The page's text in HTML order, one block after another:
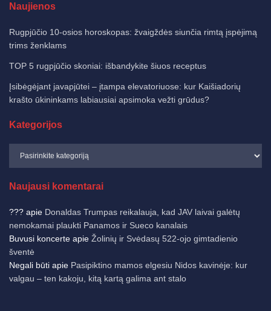
Naujienos
Rugpjūčio 10-osios horoskopas: žvaigždės siunčia rimtą įspėjimą
trims ženklams
TOP 5 rugpjūčio skoniai: išbandykite šiuos receptus
Įsibėgėjant javapjūtei – įtampa elevatoriuose: kur Kaišiadorių
krašto ūkininkams labiausiai apsimoka vežti grūdus?
Kategorijos
Naujausi komentarai
??? apie Donaldas Trumpas reikalauja, kad JAV laivai galėtų
nemokamai plaukti Panamos ir Sueco kanalais
Buvusi koncerte apie Žolinių ir Svėdasų 522-ojo gimtadienio
šventė
Negali būti apie Pasipiktino mamos elgesiu Nidos kavinėje: kur
valgau – ten kakoju, kitą kartą galima ant stalo